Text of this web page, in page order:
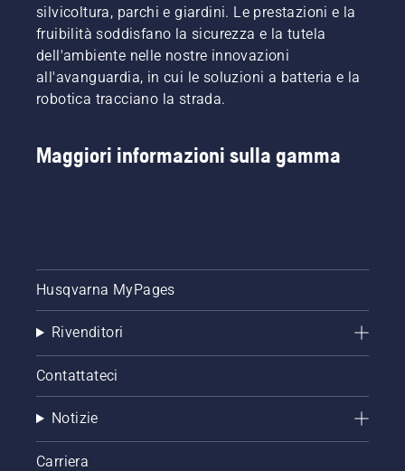
Ciò
prolunga
la durata
di barra
catena.
istruzioni
contenute
come
verificare
corretto
sistema
di
lubrificazione
catena
l'olio,
entrambi
mostrati
in
questo
video.
silvicoltura, parchi e giardini. Le prestazioni e la
fruibilità soddisfano la sicurezza e la tutela
dell'ambiente nelle nostre innovazioni
all'avanguardia, in cui le soluzioni a batteria e la
robotica tracciano la strada.
Maggiori informazioni sulla gamma
Husqvarna MyPages
Rivenditori
Contattateci
Notizie
Carriera